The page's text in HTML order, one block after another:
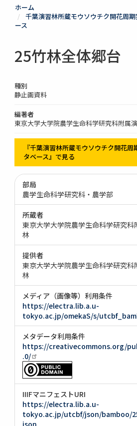
ホーム
千葉演習林所蔵モウソウチク開花周
ース
25竹林全体郷台
種別
静止画資料
編著者
東京大学大学院農学生命科学研究科附属
『千葉演習林所蔵モウソウチク開花
タベース』で見る
部局
農学生命科学研究科・農学部
所蔵者
東京大学大学院農学生命科学研究科
林
提供者
東京大学大学院農学生命科学研究科
林
メディア（画像等）利用条件
https://electra.lib.a.u-
tokyo.ac.jp/omekaS/s/
メタデータ利用条件
https://creativecommons.org/
.0/
IIIFマニフェストURI
https://electra.lib.a.u-
tokyo.ac.jp/utcbf/json/bamboo/
json